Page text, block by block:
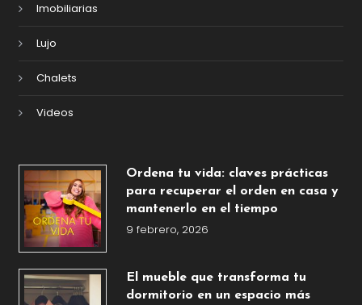
Imobiliarias
Lujo
Chalets
Videos
Ordena tu vida: claves prácticas
para recuperar el orden en casa y
mantenerlo en el tiempo
9 febrero, 2026
El mueble que transforma tu
dormitorio en un espacio más